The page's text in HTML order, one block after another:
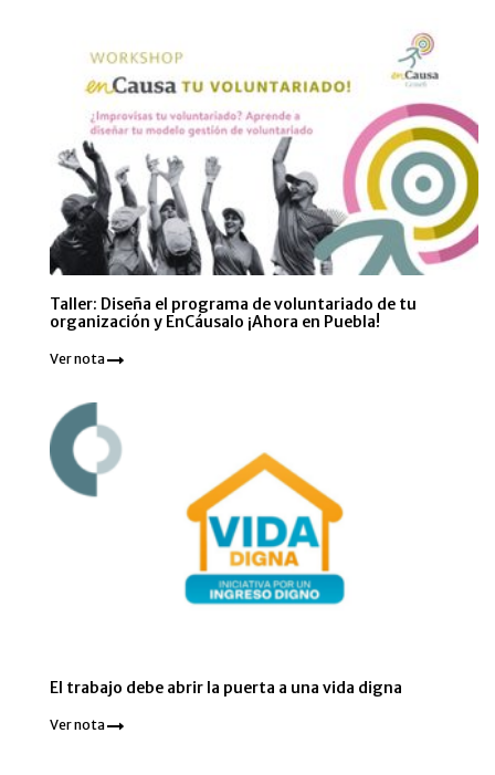
Taller: Diseña el programa de voluntariado de tu
organización y EnCáusalo ¡Ahora en Puebla!
Ver nota
El trabajo debe abrir la puerta a una vida digna
Ver nota